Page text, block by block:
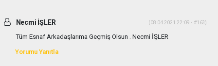
Necmi İŞLER (08.04.2021 22:09 - #163)
Tüm Esnaf Arkadaşlarıma Geçmiş Olsun . Necmi İŞLER
Yorumu Yanıtla